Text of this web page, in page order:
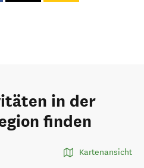
in der
finden
Kartenansicht